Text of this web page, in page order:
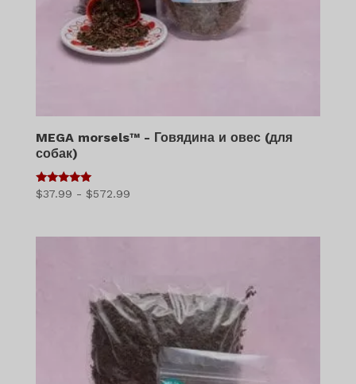
MEGA morsels™ - Говядина и овес (для
собак)
5
из 5
$37.99 - $572.99Диапазон